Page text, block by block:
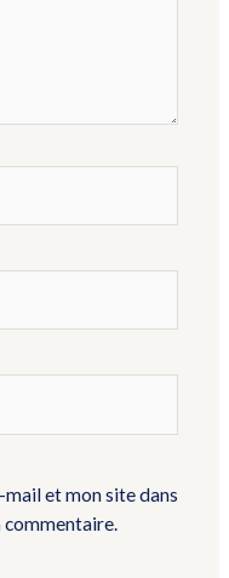
et mon site dans
commentaire.